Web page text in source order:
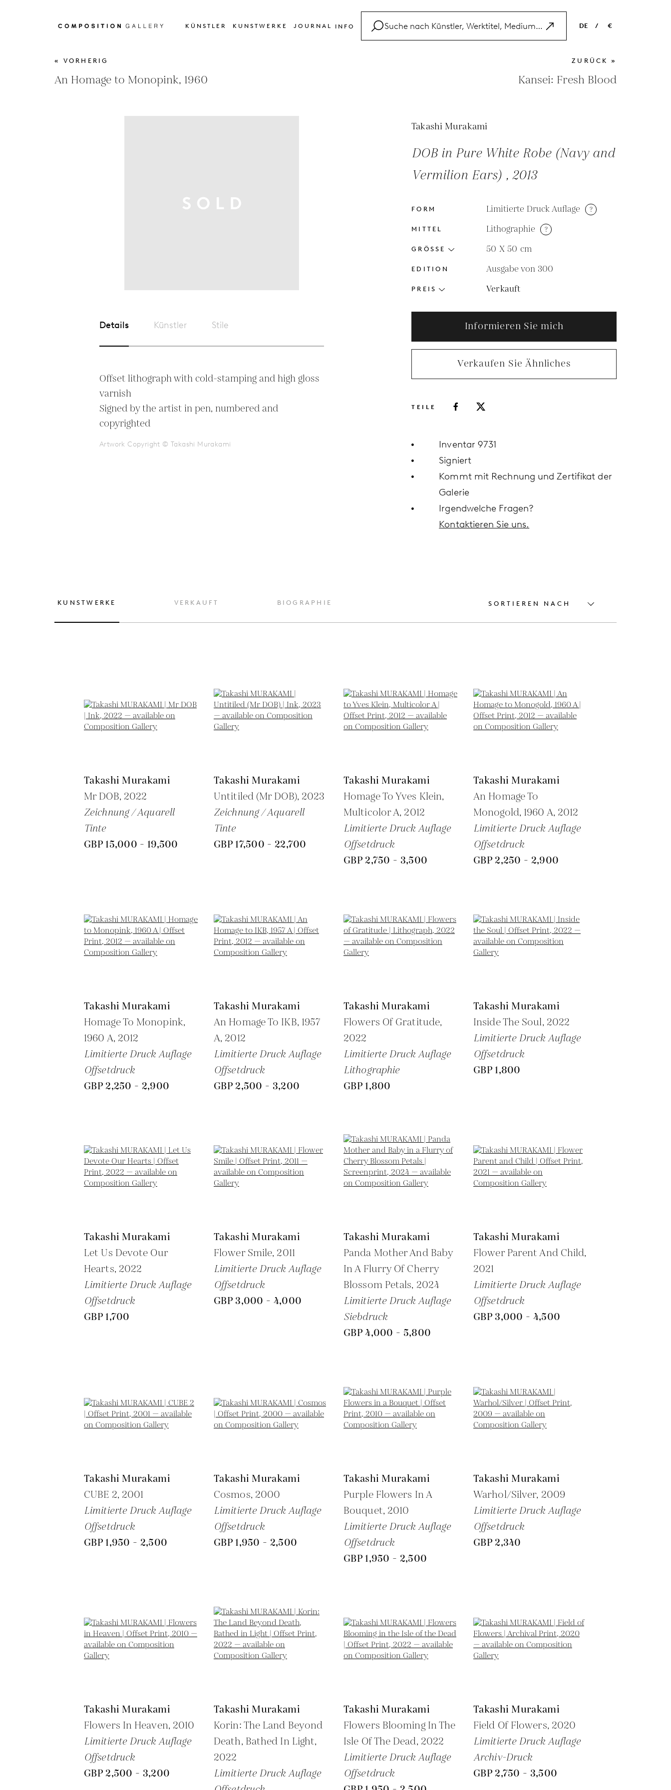
KÜNSTLER KUNSTWERKE JOURNAL INFO DE
NL
ES
/ €
EUR
GBP
« VORHERIG
An Homage to Monopink, 1960
ZURÜCK »
Kansei: Fresh Blood
Details Künstler Stile
Offset lithograph with cold-stamping and high gloss
varnish
Signed by the artist in pen, numbered and
copyrighted
Artwork Copyright © Takashi Murakami
Takashi Murakami
DOB in Pure White Robe (Navy and
Vermilion Ears) , 2013
FORM Limitierte Druck Auflage ?
MITTEL Lithographie ?
GRÖSSE 50 X 50 cm
EDITION Ausgabe von 300
PREIS Verkauft
Informieren Sie mich
Verkaufen Sie Ähnliches
TEILE
Inventar 9731
Signiert
Kommt mit Rechnung und Zertifikat der
Galerie
Irgendwelche Fragen?
Kontaktieren Sie uns.
KUNSTWERKE VERKAUFT BIOGRAPHIE SORTIEREN NACH
Takashi Murakami
Mr DOB, 2022
Zeichnung / Aquarell
Tinte
GBP 15,000 - 19,500
Takashi Murakami
Untitiled (Mr DOB), 2023
Zeichnung / Aquarell
Tinte
GBP 17,500 - 22,700
Takashi Murakami
Homage To Yves Klein,
Multicolor A, 2012
Limitierte Druck Auflage
Offsetdruck
GBP 2,750 - 3,500
Takashi Murakami
An Homage To
Monogold, 1960 A, 2012
Limitierte Druck Auflage
Offsetdruck
GBP 2,250 - 2,900
Takashi Murakami
Homage To Monopink,
1960 A, 2012
Limitierte Druck Auflage
Offsetdruck
GBP 2,250 - 2,900
Takashi Murakami
An Homage To IKB, 1957
A, 2012
Limitierte Druck Auflage
Offsetdruck
GBP 2,500 - 3,200
Takashi Murakami
Flowers Of Gratitude,
2022
Limitierte Druck Auflage
Lithographie
GBP 1,800
Takashi Murakami
Inside The Soul, 2022
Limitierte Druck Auflage
Offsetdruck
GBP 1,800
Takashi Murakami
Let Us Devote Our
Hearts, 2022
Limitierte Druck Auflage
Offsetdruck
GBP 1,700
Takashi Murakami
Flower Smile, 2011
Limitierte Druck Auflage
Offsetdruck
GBP 3,000 - 4,000
Takashi Murakami
Panda Mother And Baby
In A Flurry Of Cherry
Blossom Petals, 2024
Limitierte Druck Auflage
Siebdruck
GBP 4,000 - 5,800
Takashi Murakami
Flower Parent And Child,
2021
Limitierte Druck Auflage
Offsetdruck
GBP 3,000 - 4,500
Takashi Murakami
CUBE 2, 2001
Limitierte Druck Auflage
Offsetdruck
GBP 1,950 - 2,500
Takashi Murakami
Cosmos, 2000
Limitierte Druck Auflage
Offsetdruck
GBP 1,950 - 2,500
Takashi Murakami
Purple Flowers In A
Bouquet, 2010
Limitierte Druck Auflage
Offsetdruck
GBP 1,950 - 2,500
Takashi Murakami
Warhol/Silver, 2009
Limitierte Druck Auflage
Offsetdruck
GBP 2,340
Takashi Murakami
Flowers In Heaven, 2010
Limitierte Druck Auflage
Offsetdruck
GBP 2,500 - 3,200
Takashi Murakami
Korin: The Land Beyond
Death, Bathed In Light,
2022
Limitierte Druck Auflage
Takashi Murakami
Flowers Blooming In The
Isle Of The Dead, 2022
Limitierte Druck Auflage
Offsetdruck
Takashi Murakami
Field Of Flowers, 2020
Limitierte Druck Auflage
Archiv-Druck
GBP 2,750 - 3,500